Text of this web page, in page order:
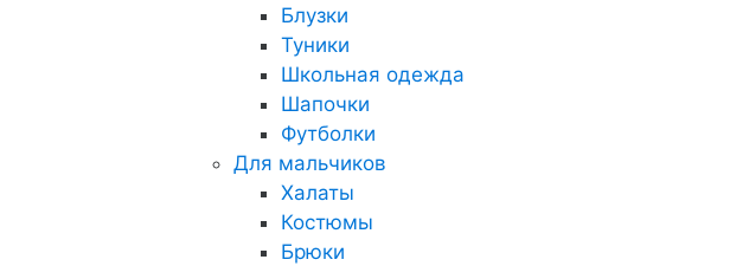
Блузки
Туники
Школьная одежда
Шапочки
Футболки
Для мальчиков
Халаты
Костюмы
Брюки